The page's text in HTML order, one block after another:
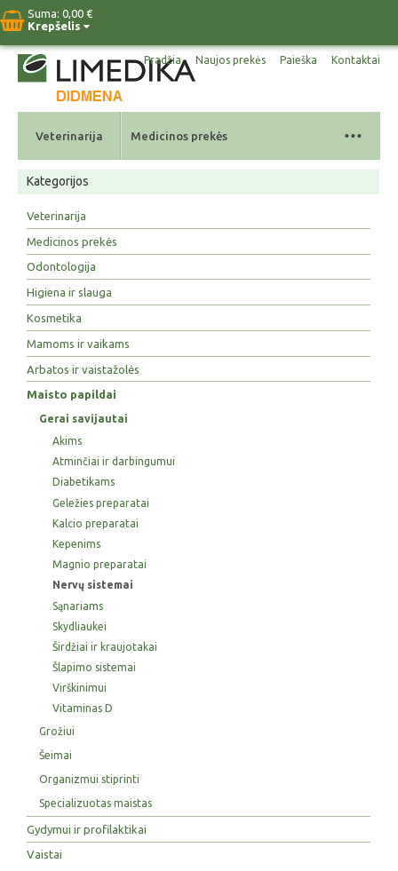
Suma: 0,00 €
Krepšelis
Pradžia Naujos prekės Paieška Kontaktai
Veterinarija Medicinos prekės ...
Kategorijos
Veterinarija
Medicinos prekės
Odontologija
Higiena ir slauga
Kosmetika
Mamoms ir vaikams
Arbatos ir vaistažolės
Maisto papildai
Gerai savijautai
Akims
Atminčiai ir darbingumui
Diabetikams
Geležies preparatai
Kalcio preparatai
Kepenims
Magnio preparatai
Nervų sistemai
Sąnariams
Skydliaukei
Širdžiai ir kraujotakai
Šlapimo sistemai
Virškinimui
Vitaminas D
Grožiui
Šeimai
Organizmui stiprinti
Specializuotas maistas
Gydymui ir profilaktikai
Vaistai